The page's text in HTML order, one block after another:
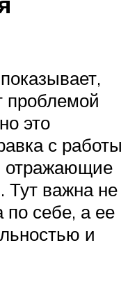
проблемой
это
с работы
отражающие
Тут важна не
себе, а ее
и